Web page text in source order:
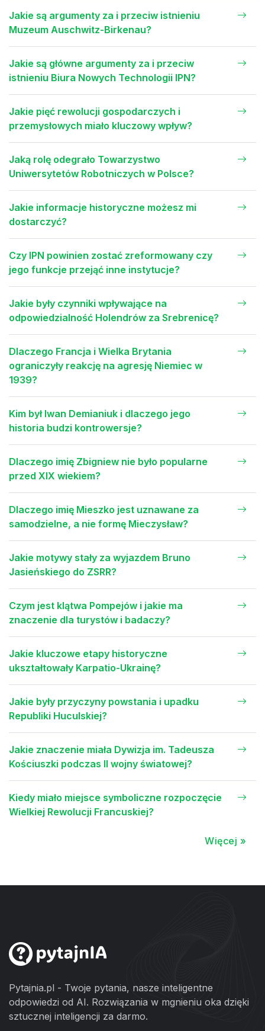
Jakie są argumenty za i przeciw istnieniu
Muzeum Auschwitz-Birkenau?
Jakie są główne argumenty za i przeciw
istnieniu Biura Nowych Technologii IPN?
Jakie pięć rewolucji gospodarczych i
przemysłowych miało kluczowy wpływ?
Jaką rolę odegrało Towarzystwo
Uniwersytetów Robotniczych w Polsce?
Jakie informacje historyczne możesz mi
dostarczyć?
Czy IPN powinien zostać zreformowany czy
jego funkcje przejąć inne instytucje?
Jakie były czynniki wpływające na
odpowiedzialność Holendrów za Srebrenicę?
Dlaczego Francja i Wielka Brytania
ograniczyły reakcję na agresję Niemiec w
1939?
Kim był Iwan Demianiuk i dlaczego jego
historia budzi kontrowersje?
Dlaczego imię Zbigniew nie było popularne
przed XIX wiekiem?
Dlaczego imię Mieszko jest uznawane za
samodzielne, a nie formę Mieczysław?
Jakie motywy stały za wyjazdem Bruno
Jasieńskiego do ZSRR?
Czym jest klątwa Pompejów i jakie ma
znaczenie dla turystów i badaczy?
Jakie kluczowe etapy historyczne
ukształtowały Karpatio-Ukrainę?
Jakie były przyczyny powstania i upadku
Republiki Huculskiej?
Jakie znaczenie miała Dywizja im. Tadeusza
Kościuszki podczas II wojny światowej?
Kiedy miało miejsce symboliczne rozpoczęcie
Wielkiej Rewolucji Francuskiej?
Więcej »
Pytajnia.pl - Twoje pytania, nasze inteligentne
odpowiedzi od AI. Rozwiązania w mgnieniu oka dzięki
sztucznej inteligencji za darmo.